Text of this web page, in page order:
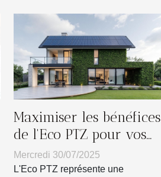
Maximiser les bénéfices
de l'Eco PTZ pour vos
rénovations écologiques
Mercredi 30/07/2025
L'Eco PTZ représente une